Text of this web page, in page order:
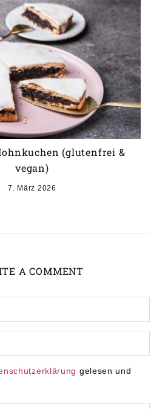
(glutenfrei &
vegan)
7. März 2026
A COMMENT
gelesen und